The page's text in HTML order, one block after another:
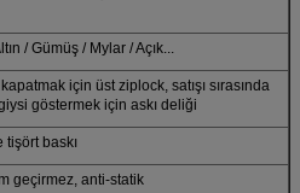
/ Gümüş / Mylar / Açık...
için üst ziplock, satışı sırasında
göstermek için askı deliği
baskı
geçirmez, anti-statik